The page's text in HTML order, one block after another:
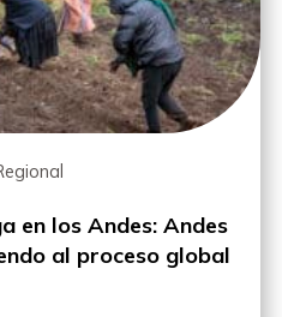
en los Andes: Andes
al proceso global